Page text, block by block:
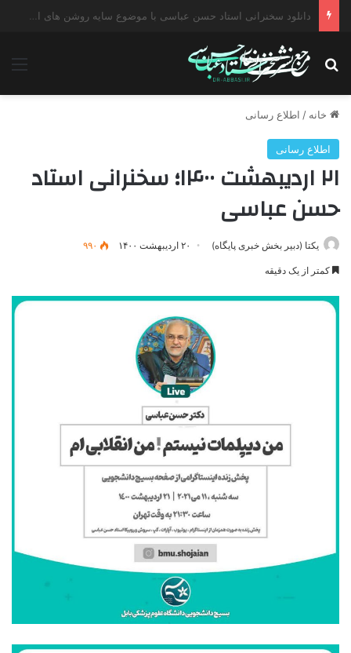
دانلود سخنرانی استاد حسن عباسی با موضوع چهار انتخاب ۱۴۰۰
جستجو برای
خانه / اطلاع رسانی
اطلاع رسانی
۲۱ اردیبهشت ۱۴۰۰؛ سخنرانی استاد
حسن عباسی
یکتا (دبیر بخش خبری پایگاه) ۲۰ اردیبهشت ۱۴۰۰ ۹۹۰
کمتر از یک دقیقه